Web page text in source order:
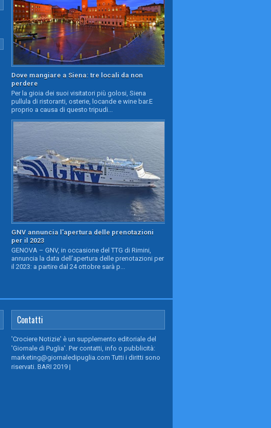
Dove mangiare a Siena: tre locali da non
perdere
Per la gioia dei suoi visitatori più golosi, Siena
pullula di ristoranti, osterie, locande e wine bar.E
proprio a causa di questo tripudi...
GNV annuncia l'apertura delle prenotazioni
per il 2023
GENOVA – GNV, in occasione del TTG di Rimini,
annuncia la data dell’apertura delle prenotazioni per
il 2023: a partire dal 24 ottobre sarà p...
Contatti
'Crociere Notizie' è un supplemento editoriale del
'Giornale di Puglia'. Per contatti, info o pubblicità:
marketing@giornaledipuglia.com Tutti i diritti sono
riservati. BARI 2019 |